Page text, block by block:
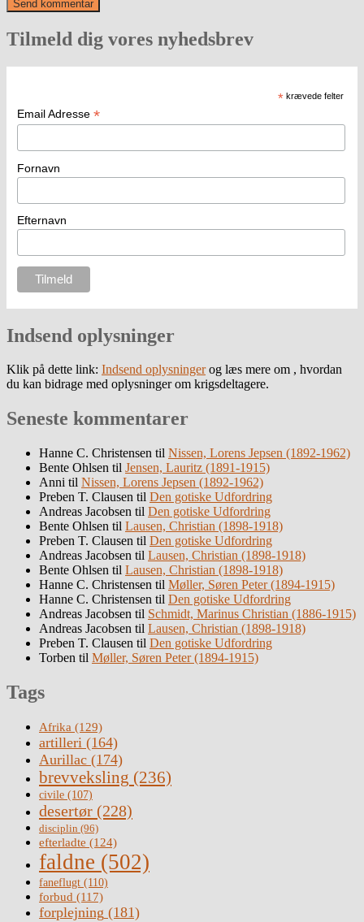
Tilmeld dig vores nyhedsbrev
* krævede felter
Email Adresse *
Fornavn
Efternavn
Indsend oplysninger
Klik på dette link: Indsend oplysningerog læs mere om , hvordan
du kan bidrage med oplysninger om krigsdeltagere.
Seneste kommentarer
Hanne C. Christensen til Nissen, Lorens Jepsen (1892-1962)
Bente Ohlsen til Jensen, Lauritz (1891-1915)
Anni til Nissen, Lorens Jepsen (1892-1962)
Preben T. Clausen til Den gotiske Udfordring
Andreas Jacobsen til Den gotiske Udfordring
Bente Ohlsen til Lausen, Christian (1898-1918)
Preben T. Clausen til Den gotiske Udfordring
Andreas Jacobsen til Lausen, Christian (1898-1918)
Bente Ohlsen til Lausen, Christian (1898-1918)
Hanne C. Christensen til Møller, Søren Peter (1894-1915)
Hanne C. Christensen til Den gotiske Udfordring
Andreas Jacobsen til Schmidt, Marinus Christian (1886-1915)
Andreas Jacobsen til Lausen, Christian (1898-1918)
Preben T. Clausen til Den gotiske Udfordring
Torben til Møller, Søren Peter (1894-1915)
Tags
Afrika (129)
artilleri (164)
Aurillac (174)
brevveksling (236)
civile (107)
desertør (228)
disciplin (96)
efterladte (124)
faldne (502)
faneflugt (110)
forbud (117)
forplejning (181)